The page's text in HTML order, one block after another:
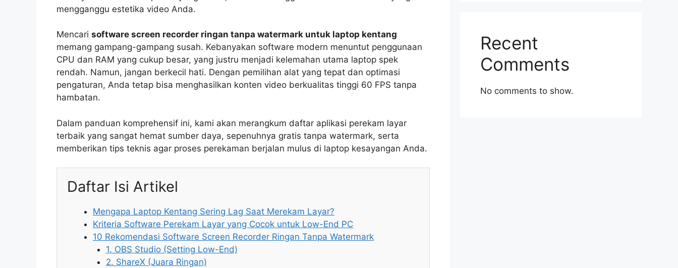
mengganggu estetika video Anda.
Mencari software screen recorder ringan tanpa watermark untuk laptop kentang
memang gampang-gampang susah. Kebanyakan software modern menuntut penggunaan
CPU dan RAM yang cukup besar, yang justru menjadi kelemahan utama laptop spek
rendah. Namun, jangan berkecil hati. Dengan pemilihan alat yang tepat dan optimasi
pengaturan, Anda tetap bisa menghasilkan konten video berkualitas tinggi 60 FPS tanpa
hambatan.
Dalam panduan komprehensif ini, kami akan merangkum daftar aplikasi perekam layar
terbaik yang sangat hemat sumber daya, sepenuhnya gratis tanpa watermark, serta
memberikan tips teknis agar proses perekaman berjalan mulus di laptop kesayangan Anda.
Daftar Isi Artikel
Mengapa Laptop Kentang Sering Lag Saat Merekam Layar?
Kriteria Software Perekam Layar yang Cocok untuk Low-End PC
10 Rekomendasi Software Screen Recorder Ringan Tanpa Watermark
1. OBS Studio (Setting Low-End)
2. ShareX (Juara Ringan)
Recent
Comments
No comments to show.